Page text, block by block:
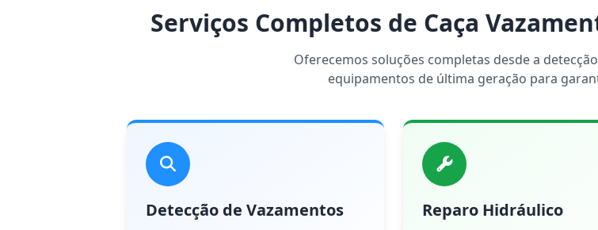
Serviços Completos de Caça
Oferecemos soluções completas desde a
equipamentos de última geração para
Detecção de Vazamentos Reparo Hidráulico